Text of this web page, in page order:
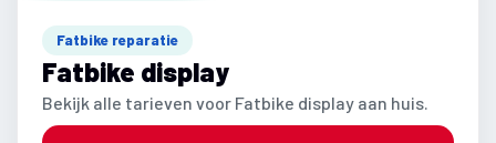
Fatbike reparatie
Fatbike display
Bekijk alle tarieven voor Fatbike display aan huis.